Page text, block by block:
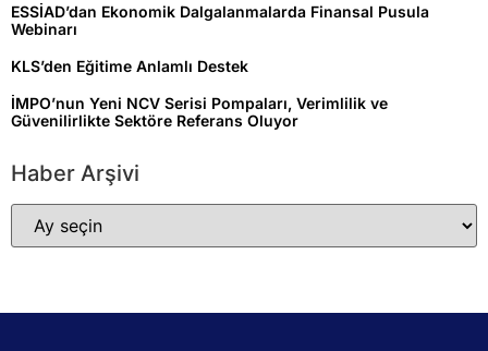
ESSİAD’dan Ekonomik Dalgalanmalarda Finansal Pusula
Webinarı
KLS’den Eğitime Anlamlı Destek
İMPO’nun Yeni NCV Serisi Pompaları, Verimlilik ve
Güvenilirlikte Sektöre Referans Oluyor
Haber Arşivi